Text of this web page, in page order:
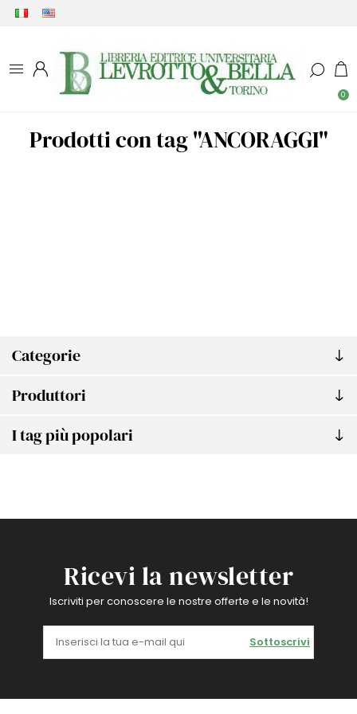
0
Categorie
Produttori
I tag più popolari
Prodotti con tag "ANCORAGGI"
Ricevi la newsletter
Iscriviti per conoscere le nostre offerte e le novità!
Sottoscrivi